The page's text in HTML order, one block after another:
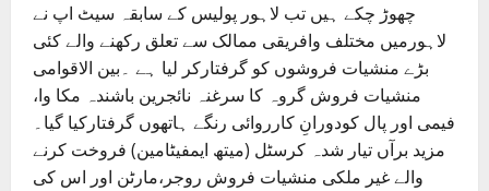
چھوڑ چکے ہیں تب لاہور پولیس کے سابقہ سیٹ اپ نے
لاہورمیں مختلف وافریقی ممالک سے تعلق رکھنے والے کئی
بڑے منشیات فروشوں کو گرفتارکر لیا ہے ۔بین الاقوامی
منشیات فروش گروہ کا سرغنہ نائجرین باشندہ مکا وا،
فیمی اور پال کودورانِ کارروائی رنگے ہاتھوں گرفتارکیا گیا۔
مزید برآں تیار شدہ کرسٹل (میتھ ایمفیٹامین) فروخت کرنے
والے غیر ملکی منشیات فروش روجر،مارٹن اور اس کی